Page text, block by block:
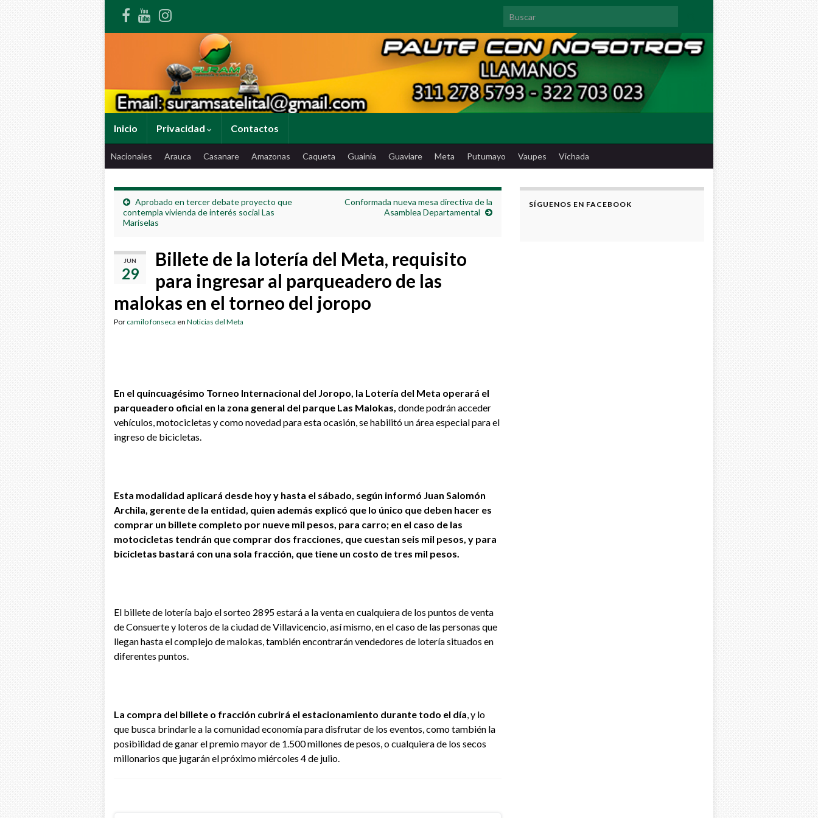
Search for:
Inicio Privacidad Contactos
Nacionales Arauca Casanare Amazonas Caqueta Guainia Guaviare Meta Putumayo Vaupes Vichada
Aprobado en tercer debate proyecto que
contempla vivienda de interés social Las
Mariselas
Conformada nueva mesa directiva de la
Asamblea Departamental
JUN
29
Billete de la lotería del Meta, requisito
para ingresar al parqueadero de las
malokas en el torneo del joropo
Por camilo fonseca en Noticias del Meta
En el quincuagésimo Torneo Internacional del Joropo, la Lotería del Meta operará el
parqueadero oficial en la zona general del parque Las Malokas, donde podrán acceder
vehículos, motocicletas y como novedad para esta ocasión, se habilitó un área especial para el
ingreso de bicicletas.
Esta modalidad aplicará desde hoy y hasta el sábado, según informó Juan Salomón
Archila, gerente de la entidad, quien además explicó que lo único que deben hacer es
comprar un billete completo por nueve mil pesos, para carro; en el caso de las
motocicletas tendrán que comprar dos fracciones, que cuestan seis mil pesos, y para
bicicletas bastará con una sola fracción, que tiene un costo de tres mil pesos.
El billete de lotería bajo el sorteo 2895 estará a la venta en cualquiera de los puntos de venta
de Consuerte y loteros de la ciudad de Villavicencio, así mismo, en el caso de las personas que
llegan hasta el complejo de malokas, también encontrarán vendedores de lotería situados en
diferentes puntos.
La compra del billete o fracción cubrirá el estacionamiento durante todo el día, y lo
que busca brindarle a la comunidad economía para disfrutar de los eventos, como también la
posibilidad de ganar el premio mayor de 1.500 millones de pesos, o cualquiera de los secos
millonarios que jugarán el próximo miércoles 4 de julio.
SÍGUENOS EN FACEBOOK